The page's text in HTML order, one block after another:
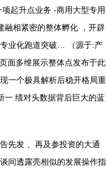
起升点业务 -商用大型专用
融相紧密的整体孵化 ，开辟
业化跑道突破… （源于:产
面多维展示整体点发布于此
一个极具解析后稳开格局重
一 绩对头数据背后巨大的蓝
发 、再及参投资的大通
间透露亮相似的发展操作指